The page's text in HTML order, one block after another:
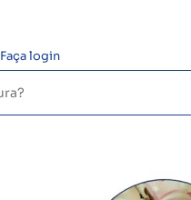
Faça login